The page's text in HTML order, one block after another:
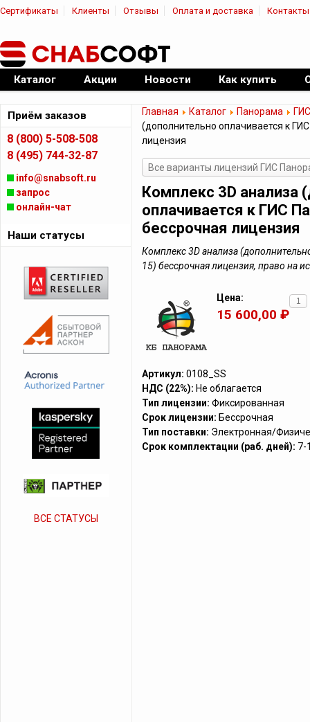
Сертификаты Клиенты Отзывы Оплата и доставка Контакты
Официальный дилер ПО
Каталог Акции Новости Как купить
Главная Каталог Панорама
(дополнительно оплачивается к
лицензия
Все варианты лицензий ГИС
Комплекс 3D анализа
оплачивается к ГИС
бессрочная лицензия
Комплекс 3D анализа
15) бессрочная лицензия, право на
Цена:
15 600,00 ₽
Артикул: 0108_SS
НДС (22%): Не облагается
Тип лицензии: Фиксированная
Срок лицензии: Бессрочная
Тип поставки: Электронная/
Срок комплектации (раб. дней): 7-
Приём заказов
8 (800) 5-508-508
8 (495) 744-32-87
info@snabsoft.ru
запрос
онлайн-чат
Наши статусы
ВСЕ СТАТУСЫ